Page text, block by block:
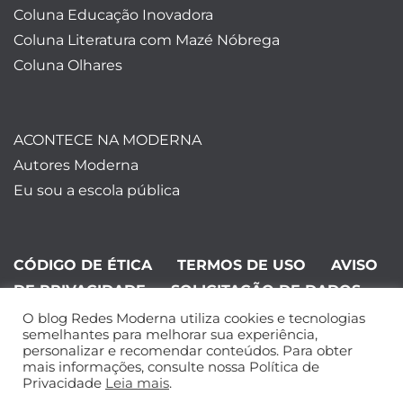
Coluna Educação Inovadora
Coluna Literatura com Mazé Nóbrega
Coluna Olhares
ACONTECE NA MODERNA
Autores Moderna
Eu sou a escola pública
CÓDIGO DE ÉTICA TERMOS DE USO
AVISO
DE PRIVACIDADE
SOLICITAÇÃO DE DADOS
©Editora Moderna 2024. Todos os
direitos reservados.
O blog Redes Moderna utiliza cookies e tecnologias
semelhantes para melhorar sua experiência,
personalizar e recomendar conteúdos. Para obter
mais informações, consulte nossa Política de
Privacidade Leia mais.